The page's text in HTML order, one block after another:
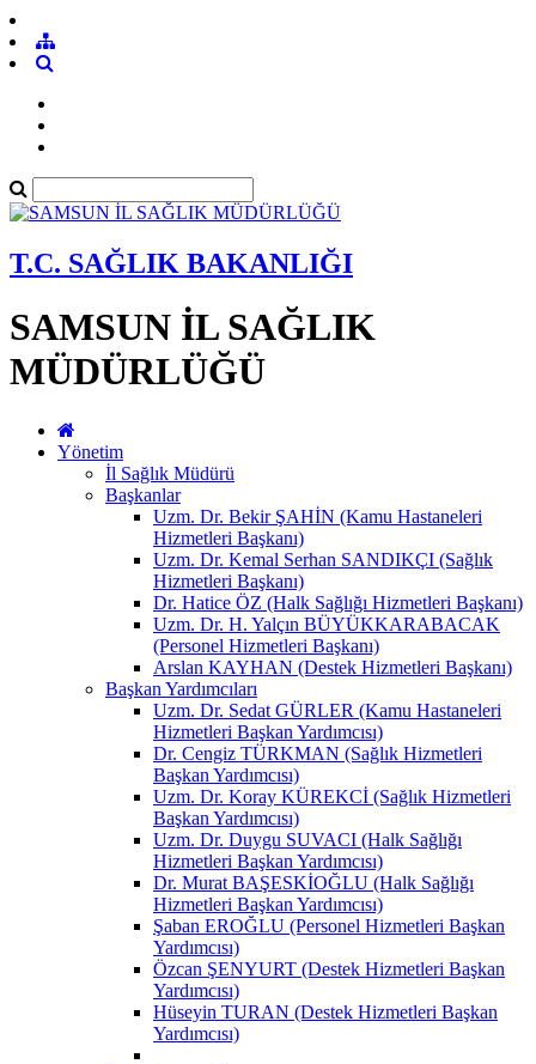
T.C. SAĞLIK BAKANLIĞI
SAMSUN İL SAĞLIK
MÜDÜRLÜĞÜ
Yönetim
İl Sağlık Müdürü
Başkanlar
Uzm. Dr. Bekir ŞAHİN (Kamu Hastaneleri
Hizmetleri Başkanı)
Uzm. Dr. Kemal Serhan SANDIKÇI (Sağlık
Hizmetleri Başkanı)
Dr. Hatice ÖZ (Halk Sağlığı Hizmetleri Başkanı)
Uzm. Dr. H. Yalçın BÜYÜKKARABACAK
(Personel Hizmetleri Başkanı)
Arslan KAYHAN (Destek Hizmetleri Başkanı)
Başkan Yardımcıları
Uzm. Dr. Sedat GÜRLER (Kamu Hastaneleri
Hizmetleri Başkan Yardımcısı)
Dr. Cengiz TÜRKMAN (Sağlık Hizmetleri
Başkan Yardımcısı)
Uzm. Dr. Koray KÜREKCİ (Sağlık Hizmetleri
Başkan Yardımcısı)
Uzm. Dr. Duygu SUVACI (Halk Sağlığı
Hizmetleri Başkan Yardımcısı)
Dr. Murat BAŞESKİOĞLU (Halk Sağlığı
Hizmetleri Başkan Yardımcısı)
Şaban EROĞLU (Personel Hizmetleri Başkan
Yardımcısı)
Özcan ŞENYURT (Destek Hizmetleri Başkan
Yardımcısı)
Hüseyin TURAN (Destek Hizmetleri Başkan
Yardımcısı)